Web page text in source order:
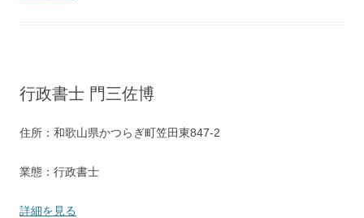
行政書士 門三佐博
住所：和歌山県かつらぎ町笠田東847-2
業態：行政書士
詳細を見る